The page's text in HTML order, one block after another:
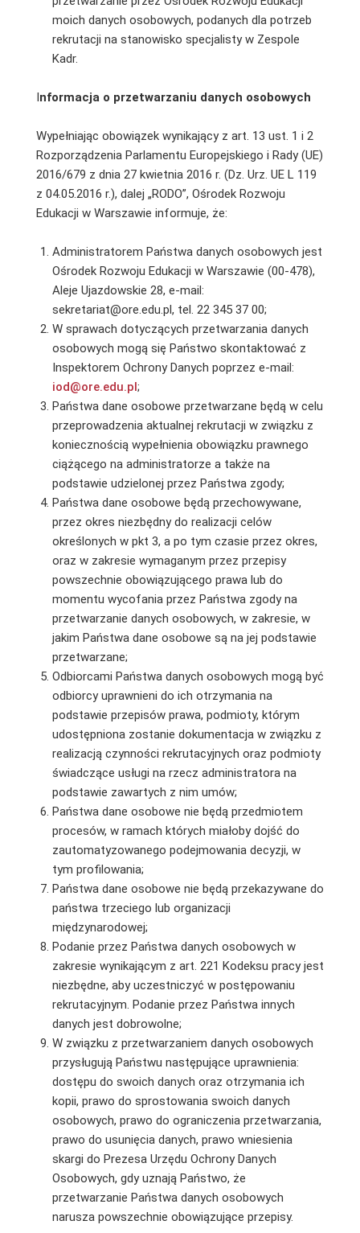
moich danych osobowych, podanych dla potrzeb
rekrutacji na stanowisko specjalisty w Zespole
Kadr.
Informacja o przetwarzaniu danych osobowych
Wypełniając obowiązek wynikający z art. 13 ust. 1 i 2
Rozporządzenia Parlamentu Europejskiego i Rady (UE)
2016/679 z dnia 27 kwietnia 2016 r. (Dz. Urz. UE L 119
z 04.05.2016 r.), dalej „RODO”, Ośrodek Rozwoju
Edukacji w Warszawie informuje, że:
Administratorem Państwa danych osobowych jest
Ośrodek Rozwoju Edukacji w Warszawie (00-478),
Aleje Ujazdowskie 28, e-mail:
sekretariat@ore.edu.pl, tel. 22 345 37 00;
W sprawach dotyczących przetwarzania danych
osobowych mogą się Państwo skontaktować z
Inspektorem Ochrony Danych poprzez e-mail:
iod@ore.edu.pl;
Państwa dane osobowe przetwarzane będą w celu
przeprowadzenia aktualnej rekrutacji w związku z
koniecznością wypełnienia obowiązku prawnego
ciążącego na administratorze a także na
podstawie udzielonej przez Państwa zgody;
Państwa dane osobowe będą przechowywane,
przez okres niezbędny do realizacji celów
określonych w pkt 3, a po tym czasie przez okres,
oraz w zakresie wymaganym przez przepisy
powszechnie obowiązującego prawa lub do
momentu wycofania przez Państwa zgody na
przetwarzanie danych osobowych, w zakresie, w
jakim Państwa dane osobowe są na jej podstawie
przetwarzane;
Odbiorcami Państwa danych osobowych mogą być
odbiorcy uprawnieni do ich otrzymania na
podstawie przepisów prawa, podmioty, którym
udostępniona zostanie dokumentacja w związku z
realizacją czynności rekrutacyjnych oraz podmioty
świadczące usługi na rzecz administratora na
podstawie zawartych z nim umów;
Państwa dane osobowe nie będą przedmiotem
procesów, w ramach których miałoby dojść do
zautomatyzowanego podejmowania decyzji, w
tym profilowania;
Państwa dane osobowe nie będą przekazywane do
państwa trzeciego lub organizacji
międzynarodowej;
Podanie przez Państwa danych osobowych w
zakresie wynikającym z art. 221 Kodeksu pracy jest
niezbędne, aby uczestniczyć w postępowaniu
rekrutacyjnym. Podanie przez Państwa innych
danych jest dobrowolne;
W związku z przetwarzaniem danych osobowych
przysługują Państwu następujące uprawnienia:
dostępu do swoich danych oraz otrzymania ich
kopii, prawo do sprostowania swoich danych
osobowych, prawo do ograniczenia przetwarzania,
prawo do usunięcia danych, prawo wniesienia
skargi do Prezesa Urzędu Ochrony Danych
Osobowych, gdy uznają Państwo, że
przetwarzanie Państwa danych osobowych
narusza powszechnie obowiązujące przepisy.